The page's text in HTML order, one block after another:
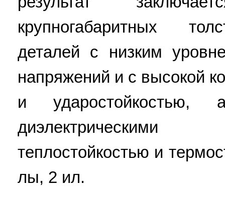
крупногабаритных
деталей с низким
напряжений и с высокой
и
теплостойкостью и
лы, 2 ил.